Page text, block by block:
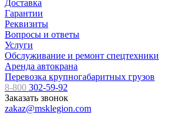
Доставка
Гарантии
Реквизиты
Вопросы и ответы
Услуги
Обслуживание и ремонт спецтехники
Аренда автокрана
Перевозка крупногабаритных грузов
8-800 302-59-92
Заказать звонок
zakaz@msklegion.com